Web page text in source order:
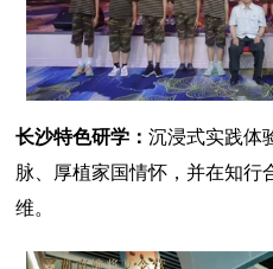
长沙特色研学：沉浸式实践体
脉、厚植家国情怀，并在知行
维。